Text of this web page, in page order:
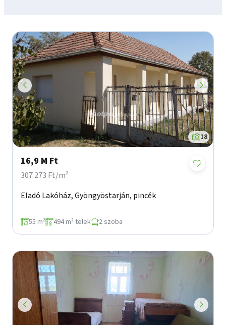
18
16,9 M Ft
307 273 Ft/m²
Eladó Lakóház, Gyöngyöstarján, pincék
55 m² 494 m² telek 2 szoba